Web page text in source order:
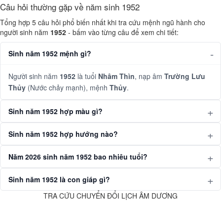
Câu hỏi thường gặp về năm sinh 1952
Tổng hợp 5 câu hỏi phổ biến nhất khi tra cứu mệnh ngũ hành cho
người sinh năm 1952 - bấm vào từng câu để xem chi tiết:
Sinh năm 1952 mệnh gì?
Người sinh năm 1952 là tuổi Nhâm Thìn, nạp âm Trường Lưu
Thủy (Nước chảy mạnh), mệnh Thủy.
Sinh năm 1952 hợp màu gì?
Sinh năm 1952 hợp hướng nào?
Năm 2026 sinh năm 1952 bao nhiêu tuổi?
Sinh năm 1952 là con giáp gì?
TRA CỨU CHUYỂN ĐỔI LỊCH ÂM DƯƠNG